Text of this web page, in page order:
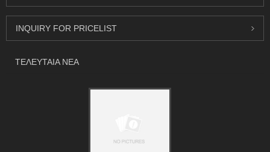
INQUIRY FOR PRICELIST
ΤΕΛΕΥΤΑΊΑ ΝΈΑ